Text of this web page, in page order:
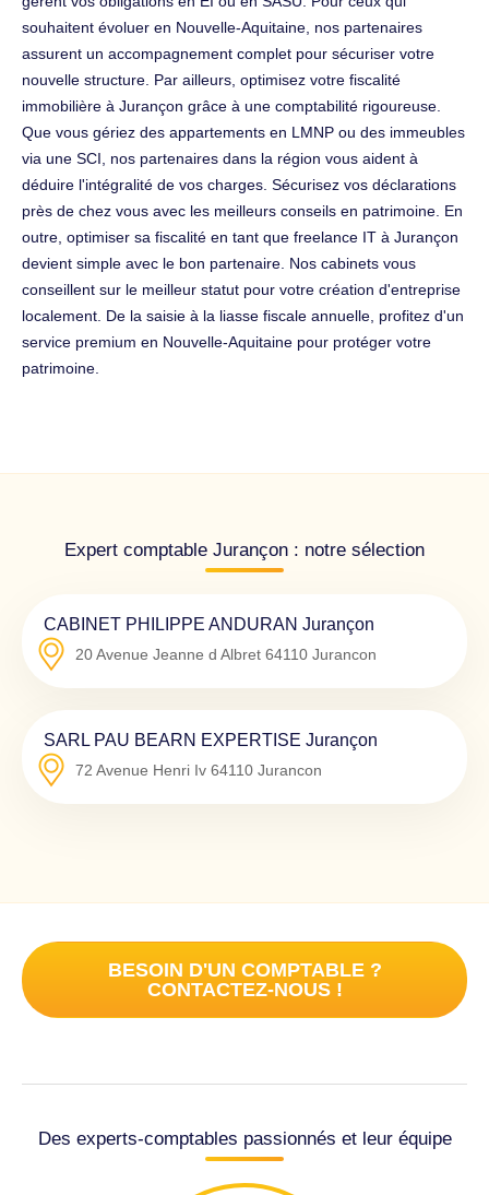
souhaitent évoluer en Nouvelle-Aquitaine, nos partenaires
assurent un accompagnement complet pour sécuriser votre
nouvelle structure. Par ailleurs, optimisez votre fiscalité
immobilière à Jurançon grâce à une comptabilité rigoureuse.
Que vous gériez des appartements en LMNP ou des immeubles
via une SCI, nos partenaires dans la région vous aident à
déduire l'intégralité de vos charges. Sécurisez vos déclarations
près de chez vous avec les meilleurs conseils en patrimoine. En
outre, optimiser sa fiscalité en tant que freelance IT à Jurançon
devient simple avec le bon partenaire. Nos cabinets vous
conseillent sur le meilleur statut pour votre création d'entreprise
localement. De la saisie à la liasse fiscale annuelle, profitez d'un
service premium en Nouvelle-Aquitaine pour protéger votre
patrimoine.
Expert comptable Jurançon : notre sélection
CABINET PHILIPPE ANDURAN Jurançon
20 Avenue Jeanne d Albret 64110 Jurancon
SARL PAU BEARN EXPERTISE Jurançon
72 Avenue Henri Iv 64110 Jurancon
BESOIN D'UN COMPTABLE ?
CONTACTEZ-NOUS !
Des experts-comptables passionnés et leur équipe